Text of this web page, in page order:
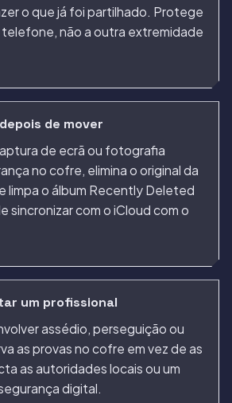
o que já foi partilhado. Protege
não a outra extremidade
de mover
de ecrã ou fotografia
no cofre, elimina o original da
limpa o álbum Recently Deleted
sincronizar com o iCloud com o
um profissional
assédio, perseguição ou
as provas no cofre em vez de as
as autoridades locais ou um
digital.